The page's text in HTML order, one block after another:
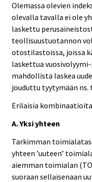
Olemassa olevien
olevalla tavalla ei ole
laskettu
teollisuustuotannon
otostilastoissa, joissa
laskettua
mahdollista laskea
jouduttu tyytymään ns.
Erilaisia
A. Yksi yhteen
Tarkimman
yhteen ’uuteen’
aiemman toimialan
suoraan sellaisenaan